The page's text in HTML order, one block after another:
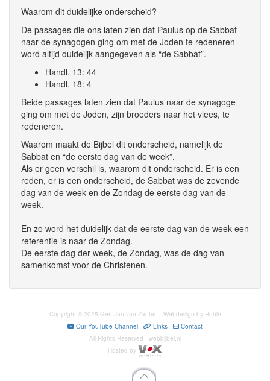
Waarom dit duidelijke onderscheid?
De passages die ons laten zien dat Paulus op de Sabbat
naar de synagogen ging om met de Joden te redeneren
word altijd duidelijk aangegeven als “de Sabbat”.
Handl. 13: 44
Handl. 18: 4
Beide passages laten zien dat Paulus naar de synagoge
ging om met de Joden, zijn broeders naar het vlees, te
redeneren.
Waarom maakt de Bijbel dit onderscheid, namelijk de
Sabbat en “de eerste dag van de week”.
Als er geen verschil is, waarom dit onderscheid. Er is een
reden, er is een onderscheid, de Sabbat was de zevende
dag van de week en de Zondag de eerste dag van de
week.
En zo word het duidelijk dat de eerste dag van de week een
referentie is naar de Zondag.
De eerste dag der week, de Zondag, was de dag van
samenkomst voor de Christenen.
Copyright © 2025 Gert-Jan van Zanten · Webdesign by Robin
Our YouTube Channel - Links -
Contact
All Rights Reserved · webbijbel.nl
Hosted by